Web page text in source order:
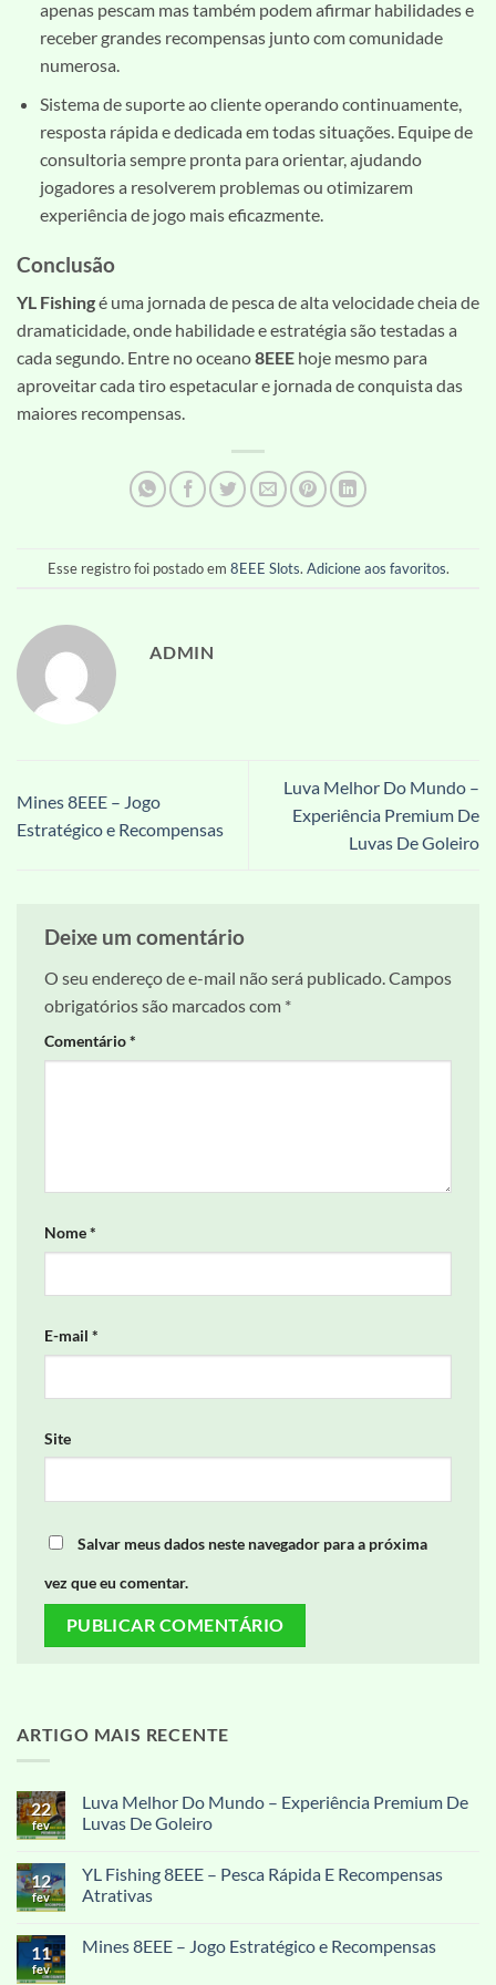
apenas pescam mas também podem afirmar habilidades e
receber grandes recompensas junto com comunidade
numerosa.
Sistema de suporte ao cliente operando continuamente,
resposta rápida e dedicada em todas situações. Equipe de
consultoria sempre pronta para orientar, ajudando
jogadores a resolverem problemas ou otimizarem
experiência de jogo mais eficazmente.
Conclusão
YL Fishingé uma jornada de pesca de alta velocidade cheia de
dramaticidade, onde habilidade e estratégia são testadas a
cada segundo. Entre no oceano8EEE hoje mesmo para
aproveitar cada tiro espetacular e jornada de conquista das
maiores recompensas.
Esse registro foi postado em 8EEE Slots. Adicione aos favoritos.
ADMIN
Mines 8EEE – Jogo
Estratégico e Recompensas
Luva Melhor Do Mundo –
Experiência Premium De
Luvas De Goleiro
Deixe um comentário
O seu endereço de e-mail não será publicado.Campos
obrigatórios são marcados com *
Comentário*
Nome*
E-mail *
Site
Salvar meus dados neste navegador para a próxima
vez que eu comentar.
ARTIGO MAIS RECENTE
22
fev
Luva Melhor Do Mundo – Experiência Premium De
Luvas De Goleiro
em
Luva
Melhor
–
12
fev
YL Fishing 8EEE – Pesca Rápida E Recompensas
Atrativas
em
11
fev
Mines 8EEE – Jogo Estratégico e Recompensas